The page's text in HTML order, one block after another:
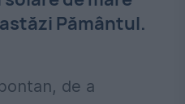
Pământul.
de a